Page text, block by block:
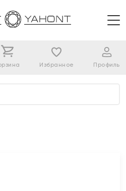
Избранное Профиль